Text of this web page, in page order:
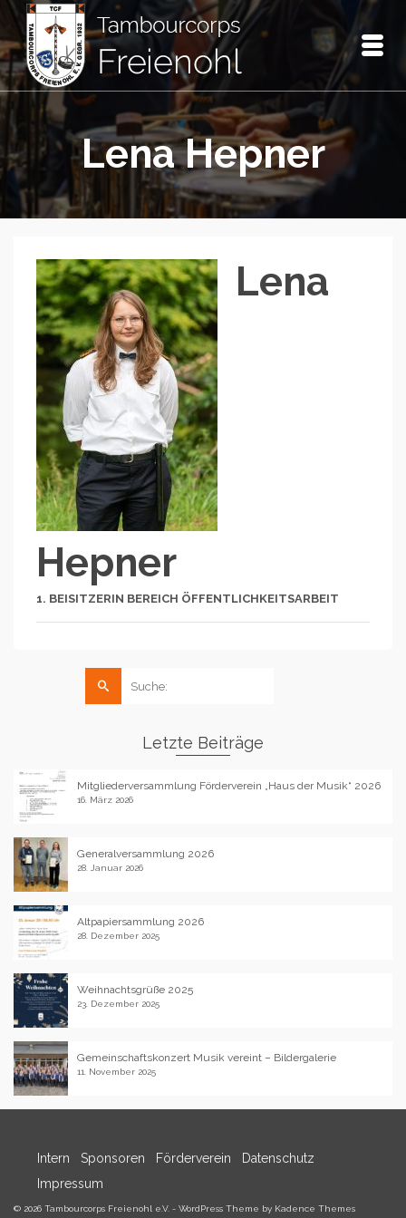
Lena Hepner
Lena
Hepner
1. BEISITZERIN BEREICH ÖFFENTLICHKEITSARBEIT
nach:
Letzte Beiträge
Mitgliederversammlung Förderverein „Haus der Musik“ 2026
16. März 2026
Generalversammlung 2026
28. Januar 2026
Altpapiersammlung 2026
28. Dezember 2025
Weihnachtsgrüße 2025
23. Dezember 2025
Gemeinschaftskonzert Musik vereint – Bildergalerie
11. November 2025
Intern Sponsoren Förderverein
Datenschutz
Impressum
© 2026 Tambourcorps Freienohl e.V. - WordPress Theme by Kadence Themes